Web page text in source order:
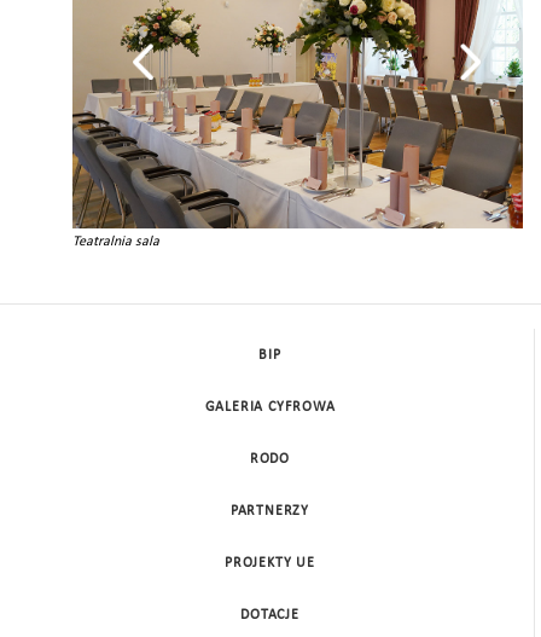
Teatralnia sala
BIP
GALERIA CYFROWA
RODO
PARTNERZY
PROJEKTY UE
DOTACJE